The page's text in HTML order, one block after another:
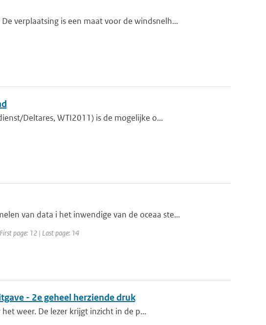
verplaatsing is een maat voor de windsnelh...
Deltares, WTI2011) is de mogelijke o...
van data i het inwendige van de oceaa ste...
page: 12 | Last page: 14
- 2e geheel herziende druk
weer. De lezer krijgt inzicht in de p...